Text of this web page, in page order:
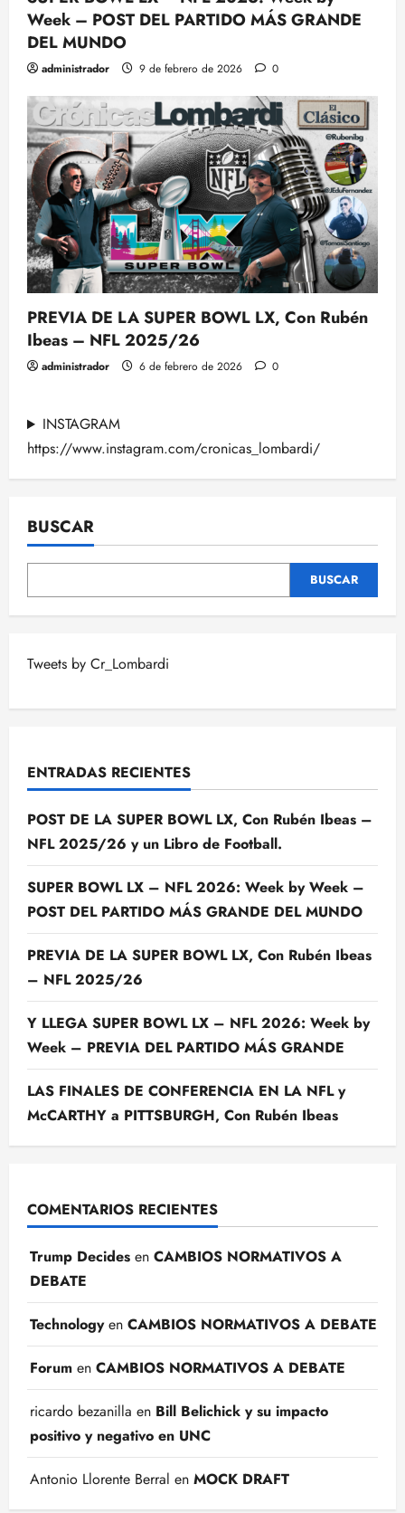
Week – POST DEL PARTIDO MÁS GRANDE
DEL MUNDO
administrador 9 de febrero de 2026 0
PREVIA DE LA SUPER BOWL LX, Con Rubén
Ibeas – NFL 2025/26
administrador 6 de febrero de 2026 0
INSTAGRAM
https://www.instagram.com/cronicas_lombardi/
BUSCAR
BUSCAR
Tweets by Cr_Lombardi
ENTRADAS RECIENTES
POST DE LA SUPER BOWL LX, Con Rubén Ibeas –
NFL 2025/26 y un Libro de Football.
SUPER BOWL LX – NFL 2026: Week by Week –
POST DEL PARTIDO MÁS GRANDE DEL MUNDO
PREVIA DE LA SUPER BOWL LX, Con Rubén Ibeas
– NFL 2025/26
Y LLEGA SUPER BOWL LX – NFL 2026: Week by
Week – PREVIA DEL PARTIDO MÁS GRANDE
LAS FINALES DE CONFERENCIA EN LA NFL y
McCARTHY a PITTSBURGH, Con Rubén Ibeas
COMENTARIOS RECIENTES
Trump Decides en CAMBIOS NORMATIVOS A
DEBATE
Technologyen CAMBIOS NORMATIVOS A DEBATE
Forum en CAMBIOS NORMATIVOS A DEBATE
ricardo bezanilla en Bill Belichick y su impacto
positivo y negativo en UNC
Antonio Llorente Berral en MOCK DRAFT